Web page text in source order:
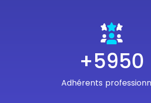
+7000
Adhérents